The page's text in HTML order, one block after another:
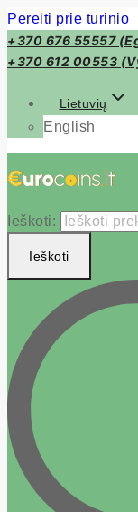
Pereiti prie turinio
+370 676 55557
+370 612 00553
Lietuvių
English
Ieškoti:
Ieškoti